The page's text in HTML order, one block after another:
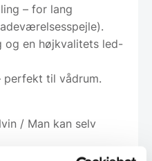
– for lang
og en højkvalitets led-
perfekt til vådrum.
/ Man kan selv